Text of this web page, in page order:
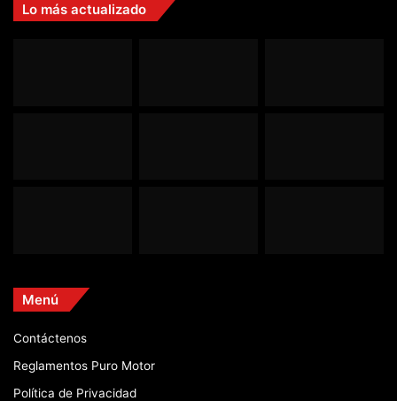
Lo más actualizado
Menú
Contáctenos
Reglamentos Puro Motor
Política de Privacidad